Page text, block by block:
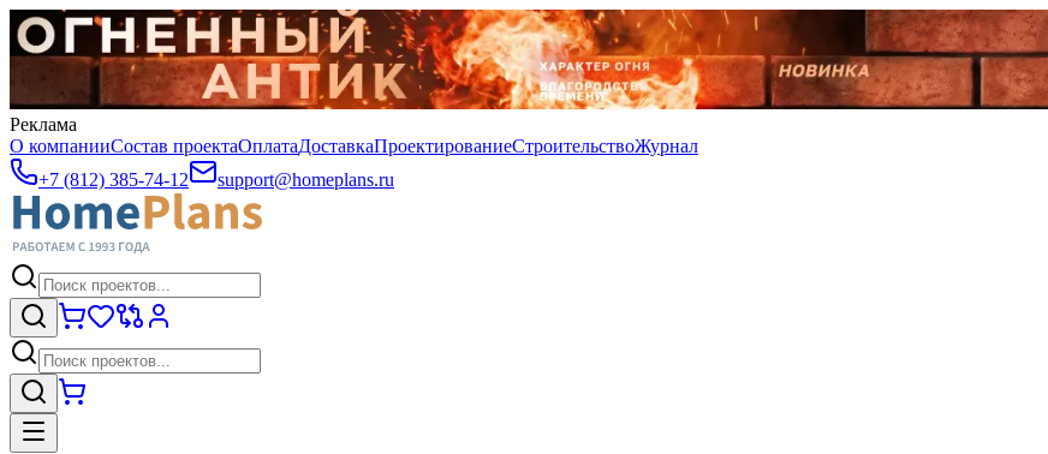
Реклама
О компанииСостав проектаОплатаДоставкаПроектированиеСтроительствоЖурнал
+7 (812) 385-74-12
support@homeplans.ru